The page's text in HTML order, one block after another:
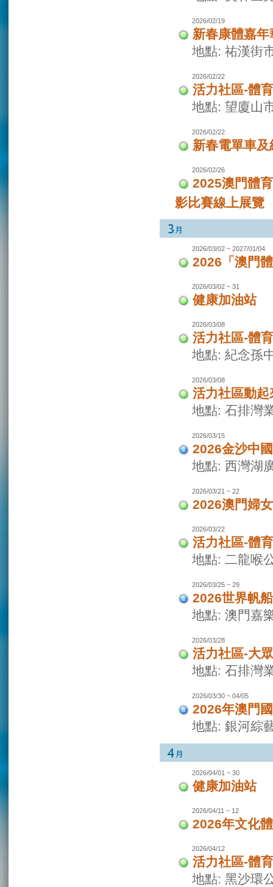
2026/02/19
新春康體嘉年
地點: 祐漢街
2026/02/22
活力社區-體
地點: 望廈山
2026/02/22
新春電單車
2026/02/26
2025澳門體
影比賽線上展覽
2026/03/02 ~ 2027/01/04
2026「澳門
2026/03/02 ~ 31
健康加油站
2026/03/08
活力社區-體
地點: 紀念孫
2026/03/08
活力社區動
地點: 石排灣
2026/03/15
2026金沙中
地點: 西灣湖
2026/03/21 ~ 22
2026澳門婦
2026/03/22
活力社區-體
地點: 二龍喉
2026/03/25 ~ 29
2026世界帆
地點: 澳門嘉
2026/03/28
活力社區-大
地點: 石排灣
2026/03/30 ~ 04/05
2026年澳門
地點: 銀河綜
2026/04/01 ~ 30
健康加油站
2026/04/11 ~ 12
2026年文化
2026/04/12
活力社區-體
地點: 黑沙環